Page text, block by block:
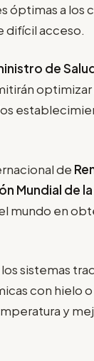
óptimas a los
difícil acceso.
de
de
Mundial de la
mundo en
sistemas
con hielo
y